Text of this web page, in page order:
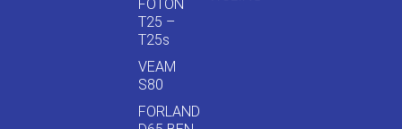
FOTON
T25 –
T25s
VEAM
S80
FORLAND